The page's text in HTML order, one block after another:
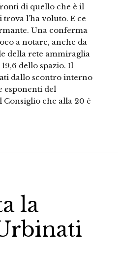
di quello che è il
l’ha voluto. E ce
Una conferma
a notare, anche da
della rete ammiraglia
dello spazio. Il
dallo scontro interno
esponenti del
Consiglio che alla 20 è
la